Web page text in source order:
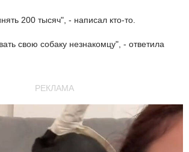
200 тысяч", - написал кто-то.
свою собаку незнакомцу", - ответила
РЕКЛАМА